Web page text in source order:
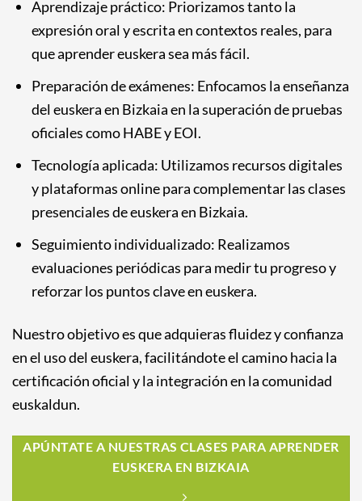
Aprendizaje práctico: Priorizamos tanto la
expresión oral y escrita en contextos reales, para
que aprender euskera sea más fácil.
Preparación de exámenes: Enfocamos la enseñanza
del euskera en Bizkaia en la superación de pruebas
oficiales como HABE y EOI.
Tecnología aplicada: Utilizamos recursos digitales
y plataformas online para complementar las clases
presenciales de euskera en Bizkaia.
Seguimiento individualizado: Realizamos
evaluaciones periódicas para medir tu progreso y
reforzar los puntos clave en euskera.
Nuestro objetivo es que adquieras fluidez y confianza
en el uso del euskera, facilitándote el camino hacia la
certificación oficial y la integración en la comunidad
euskaldun.
APÚNTATE A NUESTRAS CLASES PARA APRENDER
EUSKERA EN BIZKAIA